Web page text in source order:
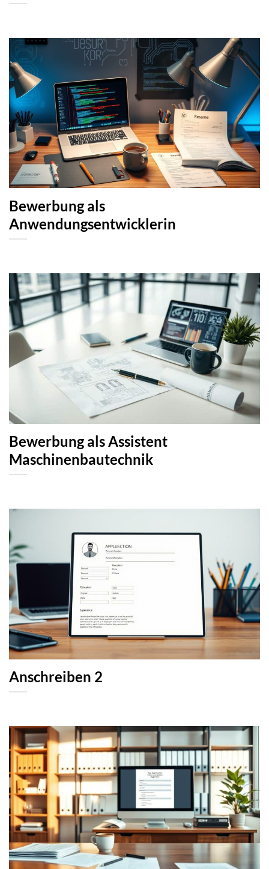
Bewerbung als
Anwendungsentwicklerin
Bewerbung als Assistent
Maschinenbautechnik
Anschreiben 2